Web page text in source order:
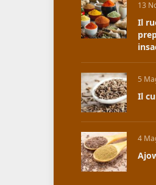
13
Il
5
Il
4